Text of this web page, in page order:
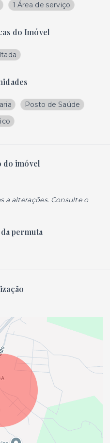
1 Área de serviço
do Imóvel
Posto de Saúde
do imóvel
a alterações. Consulte o
permuta